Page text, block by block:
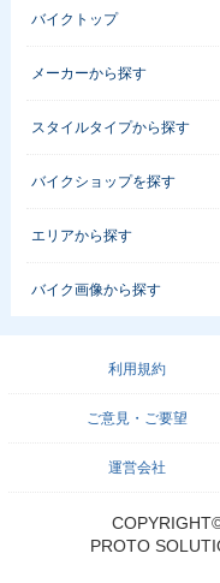
バイクトップ
メーカーから探す
スタイルタイプから探す
バイクショップを探す
エリアから探す
バイク画像から探す
利用規約
ご意見・ご要望
運営会社
PROTO